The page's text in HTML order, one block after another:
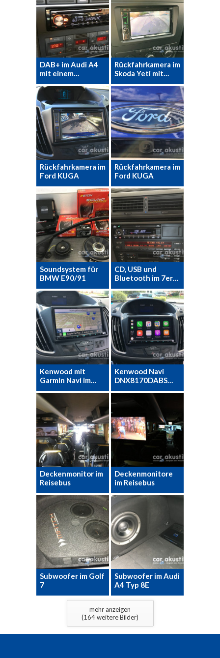
DAB+ im Audi A4
mit einem…
Rückfahrkamera im
Skoda Yeti mit…
Rückfahrkamera im
Ford KUGA
Rückfahrkamera im
Ford KUGA
Soundsystem für
BMW E90/91
CD, USB und
Bluetooth im 7er…
Kenwood mit
Garmin Navi im…
Kenwood Navi
DNX8170DABS…
Deckenmonitor im
Reisebus
Deckenmonitore
im Reisebus
Subwoofer im Golf
7
Subwoofer im Audi
A4 Typ 8E
mehr anzeigen
(164weitere Bilder)